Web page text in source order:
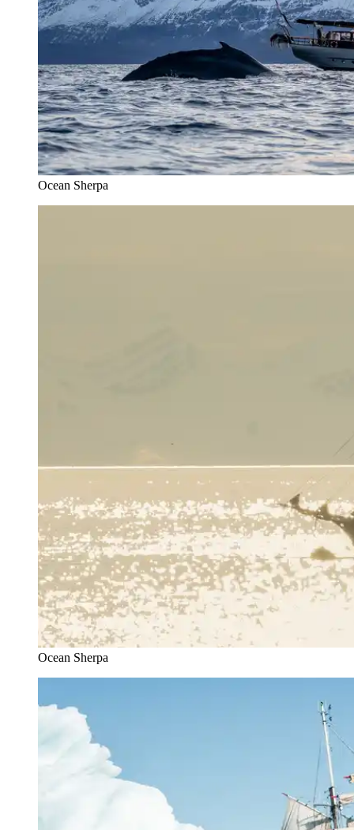
Ocean Sherpa
Ocean Sherpa